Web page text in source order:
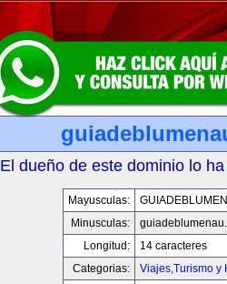
El dueño de este dominio lo
Mayusculas:
Minusculas:
Longitud:
14 caracteres
Categorias:
Viajes,Turismo y